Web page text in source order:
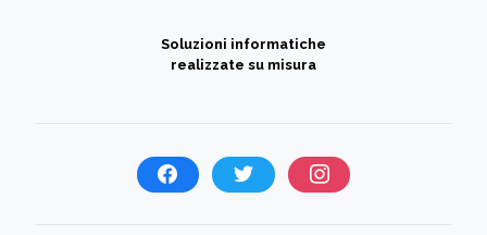
Soluzioni informatiche
realizzate su misura